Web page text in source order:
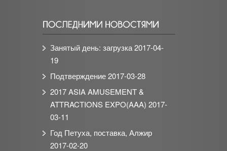
Занятый день: загрузка2017-04-
19
Подтверждение2017-03-28
2017 ASIA AMUSEMENT &
ATTRACTIONS EXPO(AAA) 2017-
03-11
Год Петуха, поставка, Алжир
2017-02-20